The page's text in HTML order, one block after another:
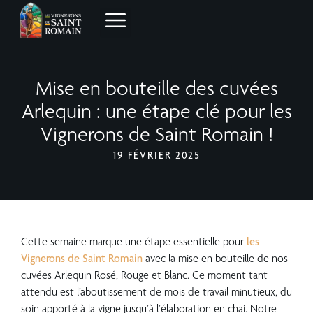
Mise en bouteille des cuvées
Arlequin : une étape clé pour les
Vignerons de Saint Romain !
19 FÉVRIER 2025
Cette semaine marque une étape essentielle pour les
Vignerons de Saint Romain avec la mise en bouteille de nos
cuvées Arlequin Rosé, Rouge et Blanc. Ce moment tant
attendu est l’aboutissement de mois de travail minutieux, du
soin apporté à la vigne jusqu’à l’élaboration en chai. Notre